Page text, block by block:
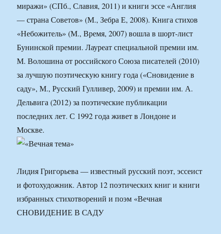
миражи» (СПб., Славия, 2011) и книги эссе «Англия
— страна Советов» (М., Зебра Е, 2008). Книга стихов
«Небожитель» (М., Время, 2007) вошла в шорт-лист
Бунинской премии. Лауреат специальной премии им.
М. Волошина от российского Союза писателей (2010)
за лучшую поэтическую книгу года («Сновидение в
саду», М., Русский Гулливер, 2009) и премии им. А.
Дельвига (2012) за поэтические публикации
последних лет. С 1992 года живет в Лондоне и
Москве.
Лидия Григорьева — известный русский поэт, эссеист
и фотохудожник. Автор 12 поэтических книг и книги
избранных стихотворений и поэм «Вечная
СНОВИДЕНИЕ В САДУ